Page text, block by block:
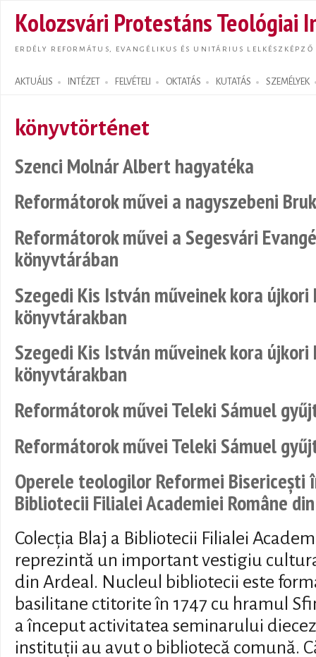
Kolozsvári Protestáns Teológiai
ERDÉLY REFORMÁTUS, EVANGÉLIKUS ÉS UNITÁRIUS LELKÉSZKÉPZŐ
AKTUÁLIS INTÉZET FELVÉTELI OKTATÁS KUTATÁS SZEMÉLYEK
Search form
könyvtörténet
Szenci Molnár Albert hagyatéka
Reformátorok művei a nagyszebeni
Reformátorok művei a Segesvári
könyvtárában
Szegedi Kis István műveinek kora
könyvtárakban
Szegedi Kis István műveinek kora
könyvtárakban
Reformátorok művei Teleki Sámuel
Reformátorok művei Teleki Sámuel
Operele teologilor Reformei Bisericești
Bibliotecii Filialei Academiei Române
Colecția Blaj a Bibliotecii Filialei
reprezintă un important vestigiu
din Ardeal. Nucleul bibliotecii este
basilitane ctitorite în 1747 cu hramul
a început activitatea seminarului
instituții au avut o bibliotecă comună.